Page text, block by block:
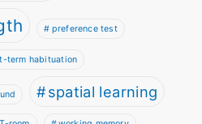
preference test
term habituation
spatial learning